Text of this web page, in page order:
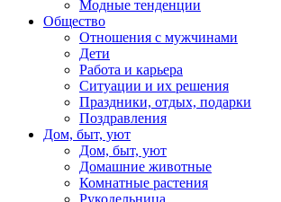
Модные тенденции
Общество
Отношения с мужчинами
Дети
Работа и карьера
Ситуации и их решения
Праздники, отдых, подарки
Поздравления
Дом, быт, уют
Дом, быт, уют
Домашние животные
Комнатные растения
Рукодельница